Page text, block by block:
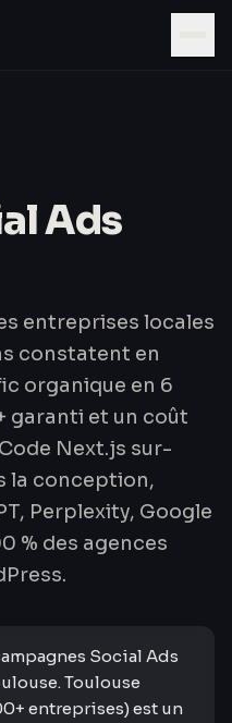
Ads
entreprises locales
constatent en
organique en 6
garanti et un coût
Next.js sur-
la conception,
Perplexity, Google
% des agences
Social Ads
Toulouse
entreprises) est un